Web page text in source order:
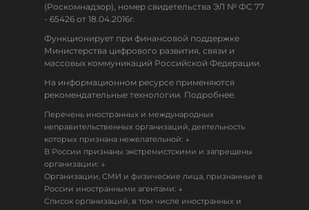
(Роскомнадзор), номер свидетельства ЭЛ № ФС 77
- 65426 от 18.04.2016г.
Функционирует при финансовой поддержке
Министерства цифрового развития, связи и
массовых коммуникаций Российской Федерации.
На информационном ресурсе применяются
рекомендательные технологии. Подробнее.
Перечень иностранных и международных
неправительственных организаций, деятельность
которых признана нежелательной: ↓
В России признаны экстремистскими и запрещены
организации: ↓
Организации, СМИ и физические лица, признанные в
России иностранными агентами: ↓
Список организаций, в том числе иностранных и